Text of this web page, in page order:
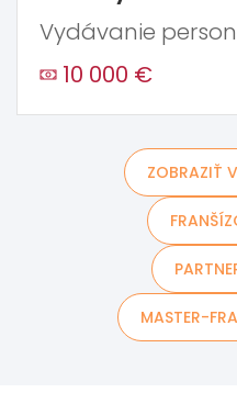
Vydávanie
10 000 €
ZOBRAZIŤ
MASTER-